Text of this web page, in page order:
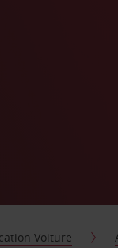
Voiture